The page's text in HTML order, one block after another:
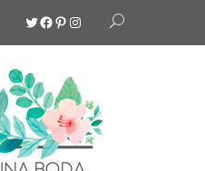
Twitter
Facebook
Pinterest
Instagram